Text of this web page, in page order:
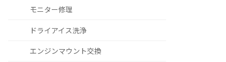
モニター修理
ドライアイス洗浄
エンジンマウント交換